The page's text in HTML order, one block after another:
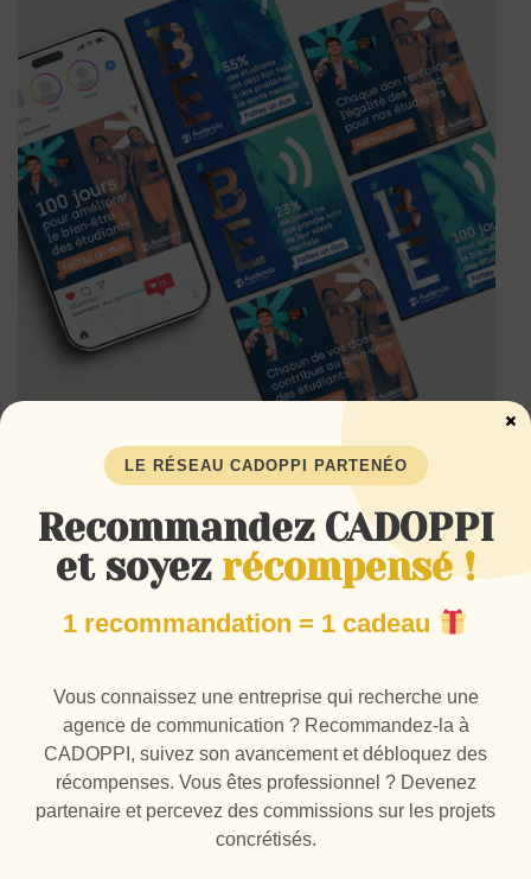
LE RÉSEAU CADOPPI PARTENÉO
Recommandez CADOPPI
et soyez récompensé !
1 recommandation = 1 cadeau
Vous connaissez une entreprise qui recherche une
agence de communication ? Recommandez-la à
CADOPPI, suivez son avancement et débloquez des
récompenses. Vous êtes professionnel ? Devenez
partenaire et percevez des commissions sur les projets
concrétisés.
×